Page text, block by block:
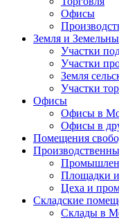
Офисы
Земля и
Участки
Участки
Земля
Участки
Офисы
Офисы в
Офисы в
Помещения
Площадки
Цеха и
Складские
Склады в